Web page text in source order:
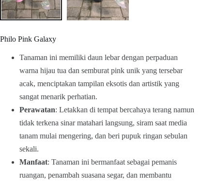
Philo Pink Galaxy
Tanaman ini memiliki daun lebar dengan perpaduan
warna hijau tua dan semburat pink unik yang tersebar
acak, menciptakan tampilan eksotis dan artistik yang
sangat menarik perhatian.
Perawatan: Letakkan di tempat bercahaya terang namun
tidak terkena sinar matahari langsung, siram saat media
tanam mulai mengering, dan beri pupuk ringan sebulan
sekali.
Manfaat: Tanaman ini bermanfaat sebagai pemanis
ruangan, penambah suasana segar, dan membantu